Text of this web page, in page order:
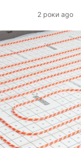
2 роки ago